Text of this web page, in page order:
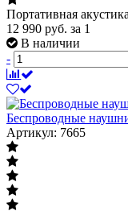
Портативная
12 990 руб. за 1
В наличии
-
Беспроводные
Артикул: 7665